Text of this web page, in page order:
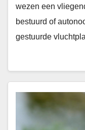
wezen een
bestuurd of
gestuurde